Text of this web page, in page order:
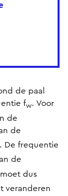
de paal
fw. Voor
de
de
De frequentie
de
moet dus
veranderen